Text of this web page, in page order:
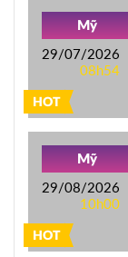
HOT
Mỹ
29/07/2026
08h54
HOT
Mỹ
29/08/2026
10h00